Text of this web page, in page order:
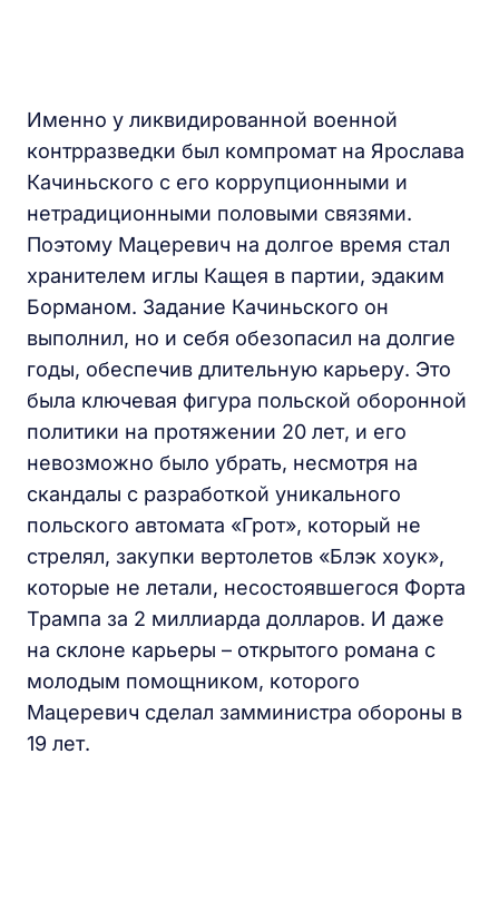
Именно у ликвидированной военной
контрразведки был компромат на Ярослава
Качиньского с его коррупционными и
нетрадиционными половыми связями.
Поэтому Мацеревич на долгое время стал
хранителем иглы Кащея в партии, эдаким
Борманом. Задание Качиньского он
выполнил, но и себя обезопасил на долгие
годы, обеспечив длительную карьеру. Это
была ключевая фигура польской оборонной
политики на протяжении 20 лет, и его
невозможно было убрать, несмотря на
скандалы с разработкой уникального
польского автомата «Грот», который не
стрелял, закупки вертолетов «Блэк хоук»,
которые не летали, несостоявшегося Форта
Трампа за 2 миллиарда долларов. И даже
на склоне карьеры – открытого романа с
молодым помощником, которого
Мацеревич сделал замминистра обороны в
19 лет.